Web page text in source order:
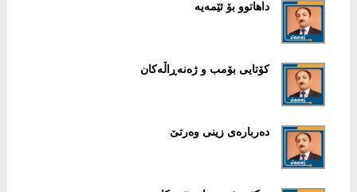
داهاتوو بۆ ئێمەیە
كۆتایی بۆمب ‌و ژەنەڕاڵەكان
دەربارەی زینی وەرتێ